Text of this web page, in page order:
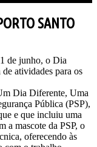
SANTO
de junho, o Dia
atividades para os
Dia Diferente, Uma
Pública (PSP),
e que incluiu uma
a mascote da PSP, o
oferecendo às